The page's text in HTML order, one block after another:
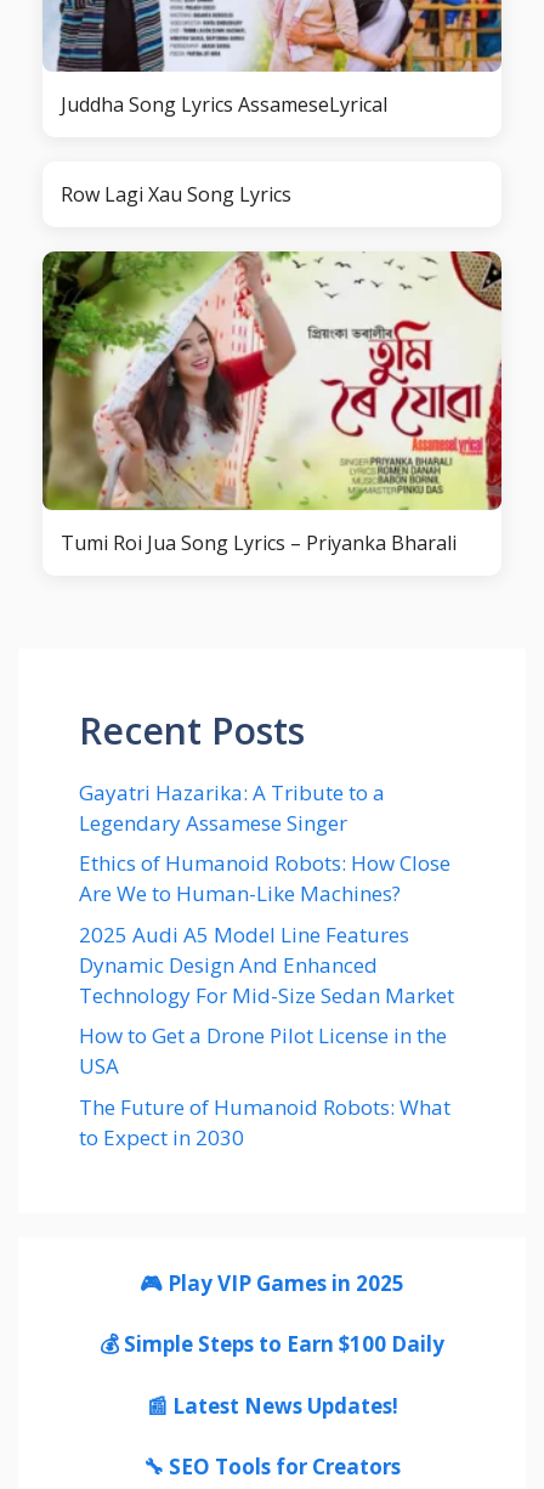
Juddha Song Lyrics AssameseLyrical
Row Lagi Xau Song Lyrics
Tumi Roi Jua Song Lyrics – Priyanka Bharali
Recent Posts
Gayatri Hazarika: A Tribute to a
Legendary Assamese Singer
Ethics of Humanoid Robots: How Close
Are We to Human-Like Machines?
2025 Audi A5 Model Line Features
Dynamic Design And Enhanced
Technology For Mid-Size Sedan Market
How to Get a Drone Pilot License in the
USA
The Future of Humanoid Robots: What
to Expect in 2030
🎮 Play VIP Games in 2025
💰 Simple Steps to Earn $100 Daily
📰 Latest News Updates!
🔧 SEO Tools for Creators